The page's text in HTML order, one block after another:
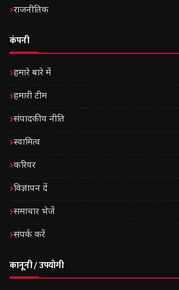
राजनीतिक
कंपनी
हमारे बारे में
हमारी टीम
संपादकीय नीति
स्वामित्व
करियर
विज्ञापन दें
समाचार भेजें
संपर्क करें
कानूनी / उपयोगी